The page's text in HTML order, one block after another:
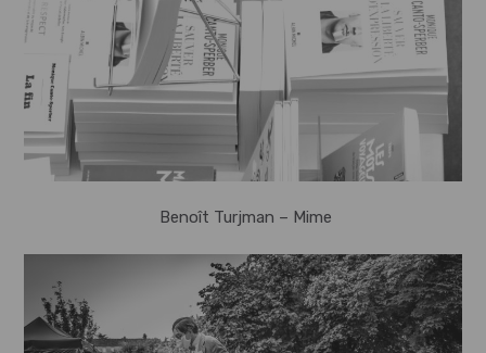
Benoît Turjman – Mime